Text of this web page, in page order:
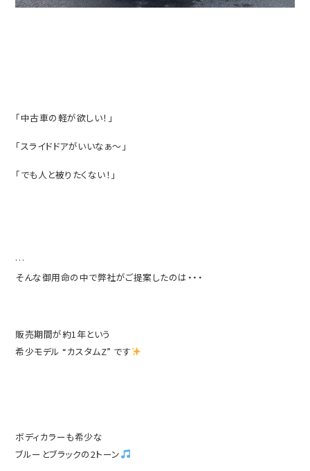
「中古車の軽が欲しい！」
「スライドドアがいいなぁ〜」
「でも人と被りたくない！」
…
そんな御用命の中で弊社がご提案したのは・・・
販売期間が約1年という
希少モデル “カスタムZ” です
ボディカラーも希少な
ブルーとブラックの2トーン